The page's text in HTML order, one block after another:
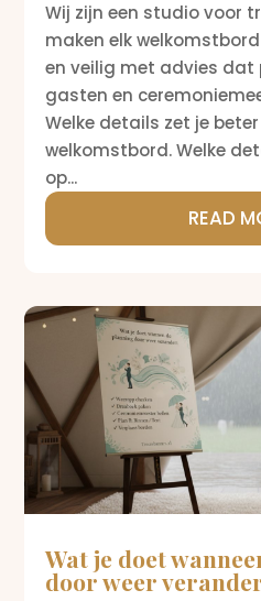
Wij zijn een studio voor
maken elk
en veilig met advies dat
gasten en
Welke details zet je
welkomstbord. Welke
op...
READ
Wat je doet
door weer